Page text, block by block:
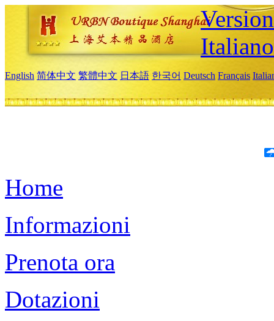
Italiano
English 简体中文 繁體中文 日本語 한국어 Deutsch Français
Home
Informazioni
Prenota ora
Dotazioni